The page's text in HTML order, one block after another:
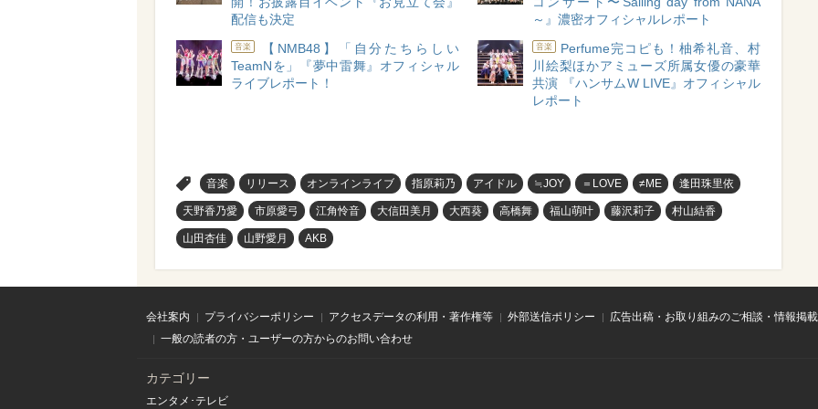
配信も決定
～』濃密オフィシャルレポート
音楽
【NMB48】「自分たちらしい
TeamNを」『夢中雷舞』オフィシャル
ライブレポート！
音楽
Perfume完コピも！柚希礼音、村
川絵梨ほかアミューズ所属女優の豪華
共演 『ハンサムW LIVE』オフィシャル
レポート
音楽 リリース オンラインライブ 指原莉乃 アイドル ≒JOY ＝LOVE ≠ME 逢田珠里依
天野香乃愛 市原愛弓 江角怜音 大信田美月 大西葵 高橋舞 福山萌叶 藤沢莉子 村山結香
山田杏佳 山野愛月 AKB
会社案内 プライバシーポリシー アクセスデータの利用・著作権等 外部送信ポリシー
広告出稿・お取り組みのご相談・情報掲
一般の読者の方・ユーザーの方からのお問い合わせ
カテゴリー
エンタメ･テレビ